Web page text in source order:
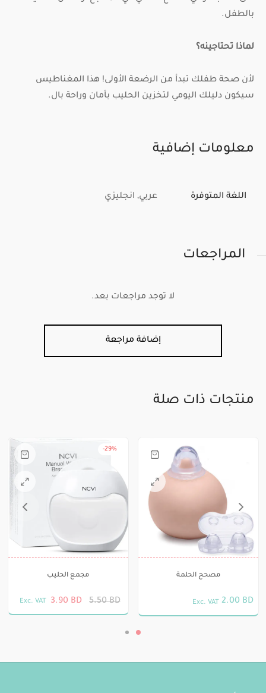
بالطفل.
لماذا تحتاجينه؟
لأن صحة طفلك تبدأ من الرضعة الأولى! هذا المغناطيس
سيكون دليلك اليومي لتخزين الحليب بأمان وراحة بال.
معلومات إضافية
اللغة المتوفرة عربي, انجليزي
المراجعات
لا توجد مراجعات بعد.
إضافة مراجعة
منتجات ذات صلة
مصحح الحلمة
2.00 BD
Exc. VAT
-29%
مجمع الحليب
5.50BD
3.90 BD
Exc. VAT